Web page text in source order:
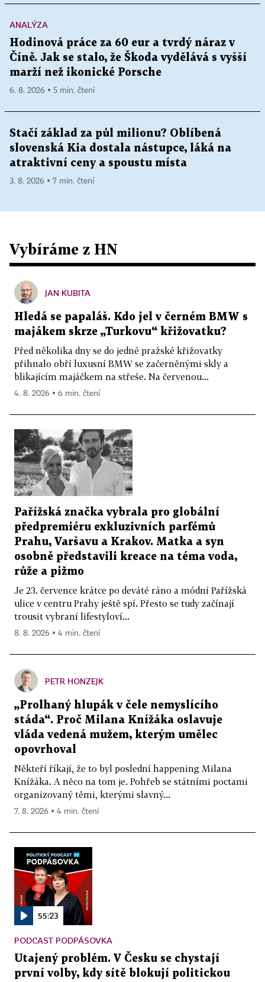
ANALÝZA
Hodinová práce za 60 eur a tvrdý náraz v
Číně. Jak se stalo, že Škoda vydělává s vyšší
marží než ikonické Porsche
6. 8. 2026 ▪ 5 min. čtení
Stačí základ za půl milionu? Oblíbená
slovenská Kia dostala nástupce, láká na
atraktivní ceny a spoustu místa
3. 8. 2026 ▪ 7 min. čtení
Vybíráme z HN
JAN KUBITA
Hledá se papaláš. Kdo jel v černém BMW s
majákem skrze „Turkovu“ křižovatku?
Před několika dny se do jedné pražské křižovatky
přihnalo obří luxusní BMW se začerněnými skly a
blikajícím majáčkem na střeše. Na červenou...
4. 8. 2026 ▪ 6 min. čtení
Pařížská značka vybrala pro globální
předpremiéru exkluzivních parfémů
Prahu, Varšavu a Krakov. Matka a syn
osobně představili kreace na téma voda,
růže a pižmo
Je 23. července krátce po deváté ráno a módní Pařížská
ulice v centru Prahy ještě spí. Přesto se tudy začínají
trousit vybraní lifestyloví...
8. 8. 2026 ▪ 4 min. čtení
PETR HONZEJK
„Prolhaný hlupák v čele nemyslícího
stáda“. Proč Milana Knížáka oslavuje
vláda vedená mužem, kterým umělec
opovrhoval
Někteří říkají, že to byl poslední happening Milana
Knížáka. A něco na tom je. Pohřeb se státními poctami
organizovaný těmi, kterými slavný...
7. 8. 2026 ▪ 4 min. čtení
55:23
PODCAST PODPÁSOVKA
Utajený problém. V Česku se chystají
první volby, kdy sítě blokují politickou